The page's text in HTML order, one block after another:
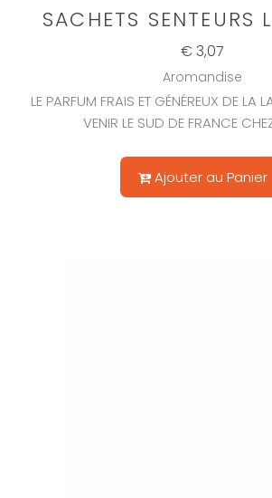
SACHETS SENTEURS
€ 3,07
Aromandise
LE PARFUM FRAIS ET GÉNÉREUX DE LA
VENIR LE SUD DE FRANCE
Ajouter au Panier